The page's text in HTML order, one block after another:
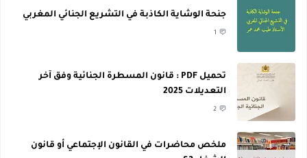
جنحة الوشاية الكاذبة في التشريع الجنائي المغربي
1
تحميل PDF : قانون المسطرة الجنائية وفق آخر
التعديلات 2025
2
ملخص محاضرات في القانون الإجتماعي أو قانون